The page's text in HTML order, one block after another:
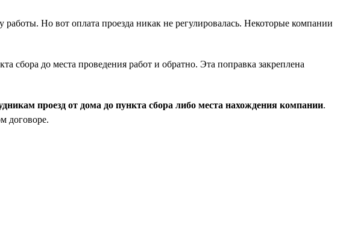
Но вот оплата проезда никак не регулировалась. Некоторые компании
сбора до места проведения работ и обратно. Эта поправка закреплена
проезд от дома до пункта сбора либо места нахождения компании.
договоре.